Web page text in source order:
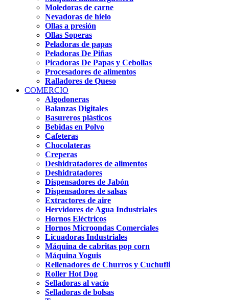
Moledoras de carne
Nevadoras de hielo
Ollas a presión
Ollas Soperas
Peladoras de papas
Peladoras De Piñas
Picadoras De Papas y Cebollas
Procesadores de alimentos
Ralladores de Queso
COMERCIO
Algodoneras
Balanzas Digitales
Basureros plásticos
Bebidas en Polvo
Cafeteras
Chocolateras
Creperas
Deshidratadores de alimentos
Deshidratadores
Dispensadores de Jabón
Dispensadores de salsas
Extractores de aire
Hervidores de Agua Industriales
Hornos Eléctricos
Hornos Microondas Comerciales
Licuadoras Industriales
Máquina de cabritas pop corn
Máquina Yoguis
Rellenadores de Churros y Cuchufli
Roller Hot Dog
Selladoras al vacío
Selladoras de bolsas